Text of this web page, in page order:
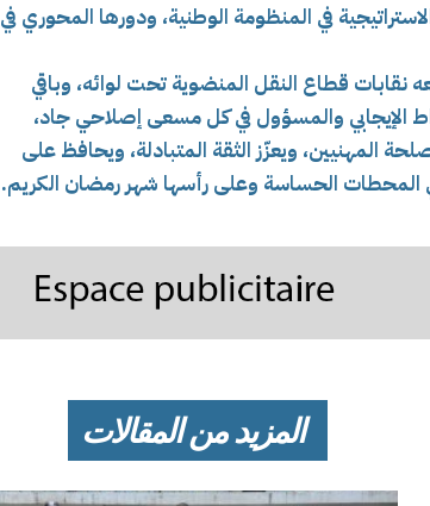
في المنظومة الوطنية، ودورها المحوري في
نقابات قطاع النقل المنضوية تحت لوائه، وباقي
الإيجابي والمسؤول في كل مسعى إصلاحي جاد،
المهنيين، ويعزّز الثقة المتبادلة، ويحافظ على
المحطات الحساسة وعلى رأسها شهر رمضان الكريم.
المزيد من المقالات